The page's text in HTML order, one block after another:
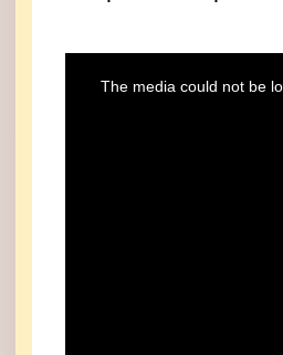
The media could not be